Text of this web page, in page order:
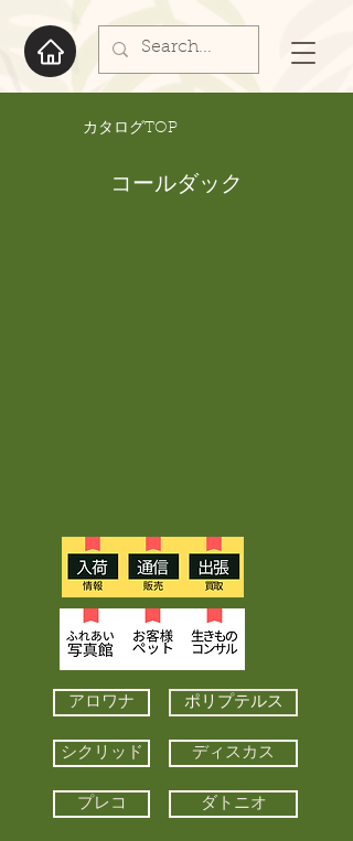
​カタログTOP
コールダック
アロワナ ポリプテルス
シクリッド ディスカス
プレコ ダトニオ